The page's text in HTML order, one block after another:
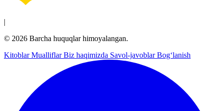
|
© 2026 Barcha huquqlar himoyalangan.
KitoblarMualliflarBiz haqimizda Savol-javoblarBog‘lanish